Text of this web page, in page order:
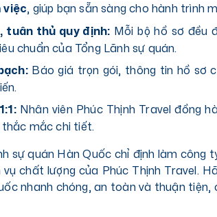
việc, giúp bạn sẵn sàng cho hành trình
tuân thủ quy định: Mỗi bộ hồ sơ đều
chuẩn của Tổng Lãnh sự quán.
Báo giá trọn gói, thông tin hồ sơ
Nhân viên Phúc Thịnh Travel đồng
mắc chi tiết.
sự quán Hàn Quốc chỉ định làm công
chất lượng của Phúc Thịnh Travel.
nhanh chóng, an toàn và thuận tiện,